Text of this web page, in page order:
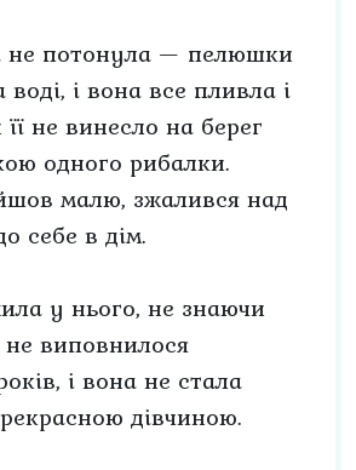
не потонула — пелюшки
воді, і вона все пливла і
не винесло на берег
одного рибалки.
малю, зжалився над
себе в дім.
у нього, не знаючи
не виповнилося
і вона не стала
дівчиною.